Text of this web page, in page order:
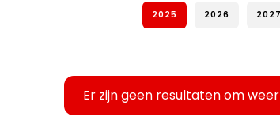
2025 2026 2027
Er zijn geen resultaten om